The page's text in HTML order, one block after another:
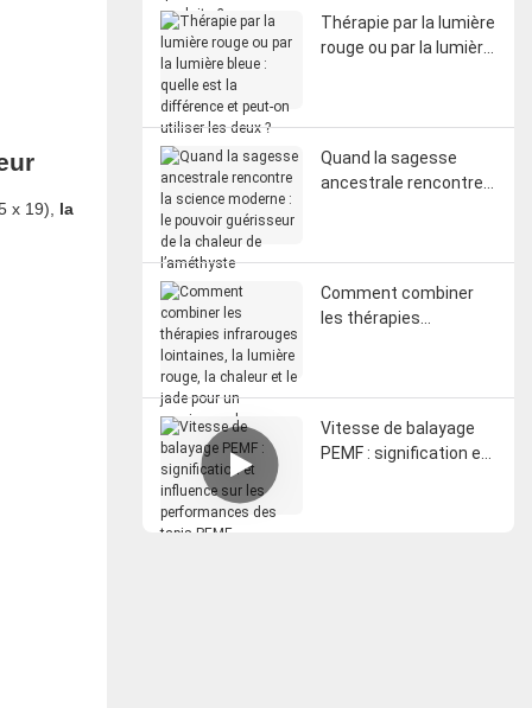
x 19), la
les autres produits ?
Thérapie par la lumière
rouge ou par la lumière
Quand la sagesse
ancestrale rencontre
l’améthyste
Comment combiner
les thérapies
un maximum de
bienfaits
Vitesse de balayage
PEMF : signification et